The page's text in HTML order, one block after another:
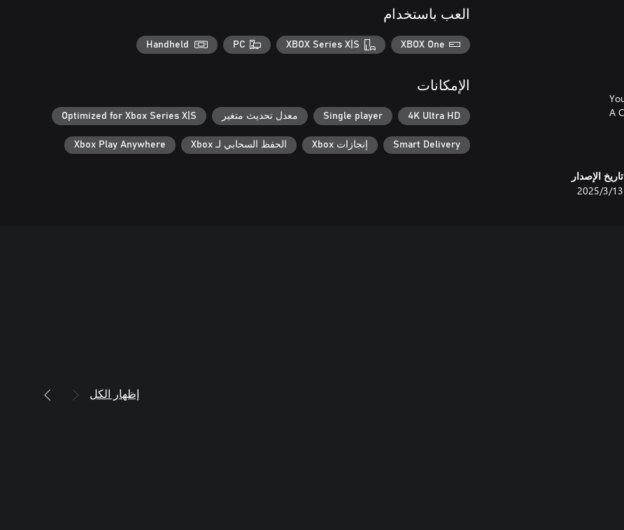
تاريخ الإصدار
13‏/3‏/2025
العب باستخدام
XBOX One
XBOX Series X|S
PC
Handheld
الإمكانات
4K Ultra HD
Single player معدل تحديث متغير Optimized for Xbox Series X|S
Smart Delivery إنجازات Xbox الحفظ السحابي لـ Xbox Xbox Play Anywhere
إظهار الكل